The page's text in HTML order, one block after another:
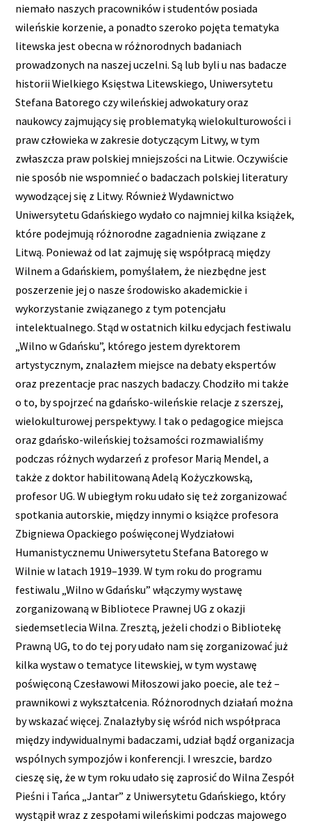
niemało naszych pracowników i studentów posiada
wileńskie korzenie, a ponadto szeroko pojęta tematyka
litewska jest obecna w różnorodnych badaniach
prowadzonych na naszej uczelni. Są lub byli u nas badacze
historii Wielkiego Księstwa Litewskiego, Uniwersytetu
Stefana Batorego czy wileńskiej adwokatury oraz
naukowcy zajmujący się problematyką wielokulturowości i
praw człowieka w zakresie dotyczącym Litwy, w tym
zwłaszcza praw polskiej mniejszości na Litwie. Oczywiście
nie sposób nie wspomnieć o badaczach polskiej literatury
wywodzącej się z Litwy. Również Wydawnictwo
Uniwersytetu Gdańskiego wydało co najmniej kilka książek,
które podejmują różnorodne zagadnienia związane z
Litwą. Ponieważ od lat zajmuję się współpracą między
Wilnem a Gdańskiem, pomyślałem, że niezbędne jest
poszerzenie jej o nasze środowisko akademickie i
wykorzystanie związanego z tym potencjału
intelektualnego. Stąd w ostatnich kilku edycjach festiwalu
„Wilno w Gdańsku”, którego jestem dyrektorem
artystycznym, znalazłem miejsce na debaty ekspertów
oraz prezentacje prac naszych badaczy. Chodziło mi także
o to, by spojrzeć na gdańsko-wileńskie relacje z szerszej,
wielokulturowej perspektywy. I tak o pedagogice miejsca
oraz gdańsko-wileńskiej tożsamości rozmawialiśmy
podczas różnych wydarzeń z profesor Marią Mendel, a
także z doktor habilitowaną Adelą Kożyczkowską,
profesor UG. W ubiegłym roku udało się też zorganizować
spotkania autorskie, między innymi o książce profesora
Zbigniewa Opackiego poświęconej Wydziałowi
Humanistycznemu Uniwersytetu Stefana Batorego w
Wilnie w latach 1919–1939. W tym roku do programu
festiwalu „Wilno w Gdańsku” włączymy wystawę
zorganizowaną w Bibliotece Prawnej UG z okazji
siedemsetlecia Wilna. Zresztą, jeżeli chodzi o Bibliotekę
Prawną UG, to do tej pory udało nam się zorganizować już
kilka wystaw o tematyce litewskiej, w tym wystawę
poświęconą Czesławowi Miłoszowi jako poecie, ale też –
prawnikowi z wykształcenia. Różnorodnych działań można
by wskazać więcej. Znalazłyby się wśród nich współpraca
między indywidualnymi badaczami, udział bądź organizacja
wspólnych sympozjów i konferencji. I wreszcie, bardzo
cieszę się, że w tym roku udało się zaprosić do Wilna Zespół
Pieśni i Tańca „Jantar” z Uniwersytetu Gdańskiego, który
wystąpił wraz z zespołami wileńskimi podczas majowego